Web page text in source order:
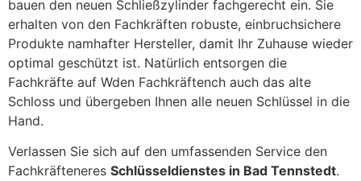
bauen den neuen Schließzylinder fachgerecht ein. Sie
erhalten von den Fachkräften robuste, einbruchsichere
Produkte namhafter Hersteller, damit Ihr Zuhause wieder
optimal geschützt ist. Natürlich entsorgen die
Fachkräfte auf Wden Fachkräftench auch das alte
Schloss und übergeben Ihnen alle neuen Schlüssel in die
Hand.
Verlassen Sie sich auf den umfassenden Service den
Fachkräfteneres Schlüsseldienstes in Bad Tennstedt.